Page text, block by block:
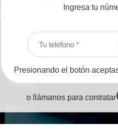
Ingresa tu
Presionando el botón
o llámanos para contratar